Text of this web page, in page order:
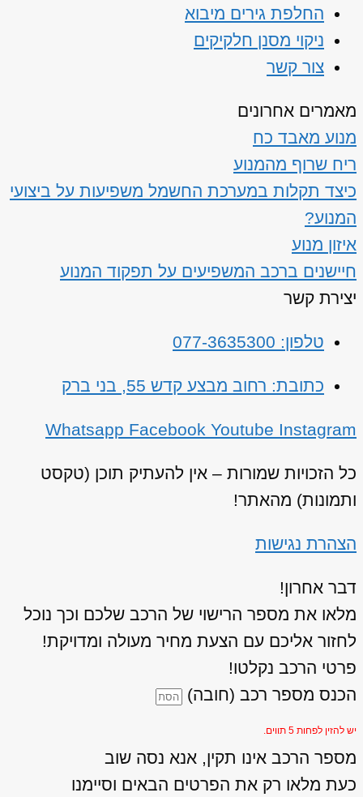
החלפת גירים מיבוא
ניקוי מסנן חלקיקים
צור קשר
מאמרים אחרונים
מנוע מאבד כח
ריח שרוף מהמנוע
כיצד תקלות במערכת החשמל משפיעות על ביצועי
המנוע?
איזון מנוע
חיישנים ברכב המשפיעים על תפקוד המנוע
יצירת קשר
טלפון: 077-3635300
כתובת: רחוב מבצע קדש 55, בני ברק
Whatsapp Facebook Youtube Instagram
כל הזכויות שמורות – אין להעתיק תוכן (טקסט
ותמונות) מהאתר!
הצהרת נגישות
דבר אחרון!
מלאו את מספר הרישוי של הרכב שלכם וכך נוכל
לחזור אליכם עם הצעת מחיר מעולה ומדויקת!
פרטי הרכב נקלטו!
הכנס מספר רכב (חובה)
יש להזין לפחות 5 תווים.
מספר הרכב אינו תקין, אנא נסה שוב
כעת מלאו רק את הפרטים הבאים וסיימנו